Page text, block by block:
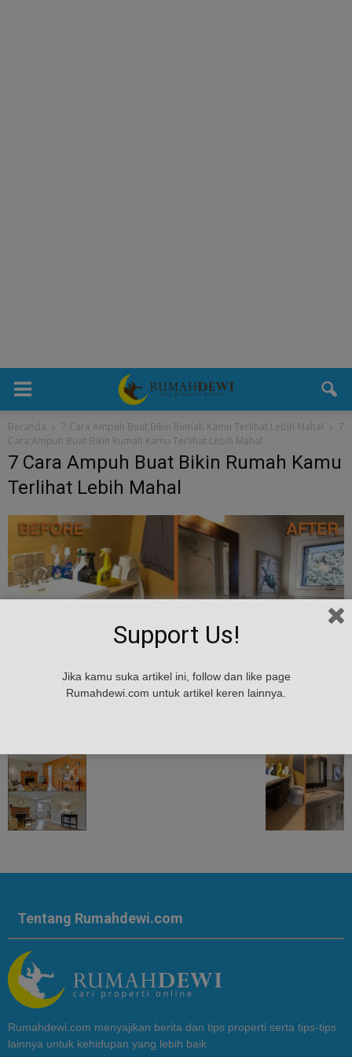
Beranda 7 Cara Ampuh Buat Bikin Rumah Kamu Terlihat Lebih Mahal
7
Cara Ampuh Buat Bikin Rumah Kamu Terlihat Lebih Mahal
7 Cara Ampuh Buat Bikin Rumah Kamu
Terlihat Lebih Mahal
Tentang Rumahdewi.com
Rumahdewi.com menyajikan berita dan tips properti serta tips-tips
lainnya untuk kehidupan yang lebih baik
Support Us!
Jika kamu suka artikel ini, follow dan like page
Rumahdewi.com untuk artikel keren lainnya.